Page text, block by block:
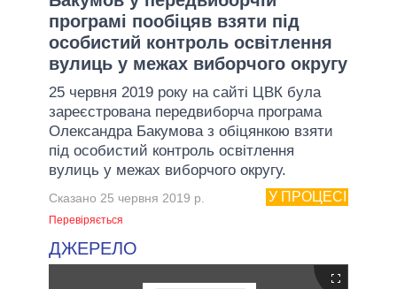
програмі пообіцяв взяти під
особистий контроль освітлення
вулиць у межах виборчого округу
25 червня 2019 року на сайті ЦВК була
зареєстрована передвиборча програма
Олександра Бакумова з обіцянкою взяти
під особистий контроль освітлення
вулиць у межах виборчого округу.
У ПРОЦЕСІ
Сказано 25 червня 2019 р.
Перевіряється
ДЖЕРЕЛО